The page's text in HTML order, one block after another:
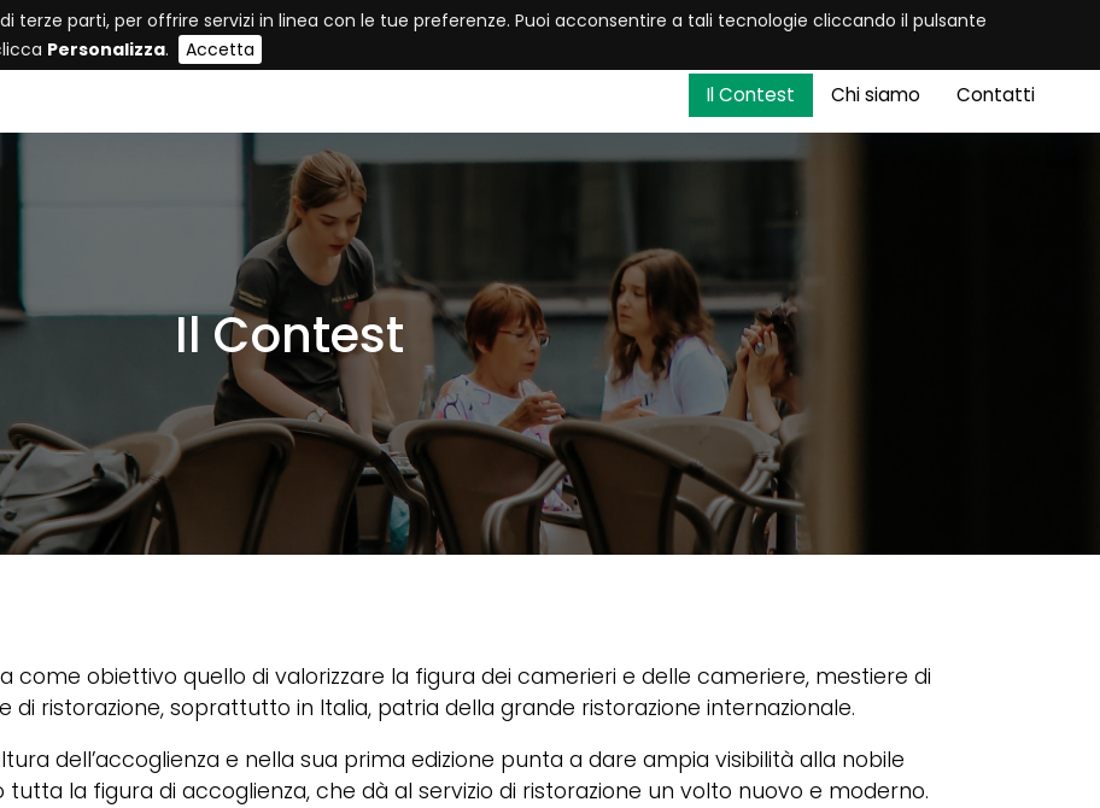
Il Contest Chi siamo Contatti
Il Contest
come obiettivo quello di valorizzare la figura dei camerieri e delle cameriere, mestiere di
ristorazione, soprattutto in Italia, patria della grande ristorazione internazionale.
dell’accoglienza e nella sua prima edizione punta a dare ampia visibilità alla nobile
la figura di accoglienza, che dà al servizio di ristorazione un volto nuovo e moderno.
terze parti, per offrire servizi in linea con le tue preferenze. Puoi acconsentire a tali tecnologie cliccando il pulsante
Personalizza. Accetta